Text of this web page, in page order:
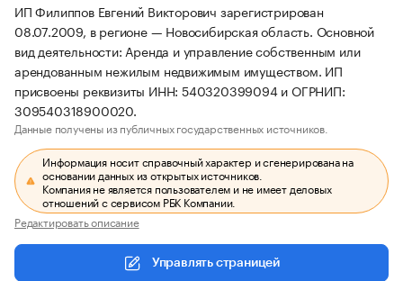
ИП Филиппов Евгений Викторович зарегистрирован
08.07.2009, в регионе — Новосибирская область. Основной
вид деятельности: Аренда и управление собственным или
арендованным нежилым недвижимым имуществом. ИП
присвоены реквизиты ИНН: 540320399094 и ОГРНИП:
309540318900020.
Данные получены из публичных государственных источников.
Информация носит справочный характер и сгенерирована на
основании данных из открытых источников.
Компания не является пользователем и не имеет деловых
отношений с сервисом РБК Компании.
Редактировать описание
Управлять страницей